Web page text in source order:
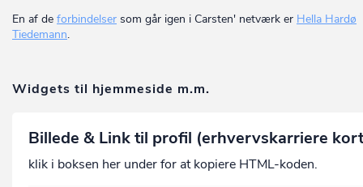
En af de forbindelser som går igen i Carsten' netværk er Hella Hardø
Tiedemann.
Widgets til hjemmeside m.m.
Billede & Link til profil (erhvervskarriere
klik i boksen her under for at kopiere HTML-koden.